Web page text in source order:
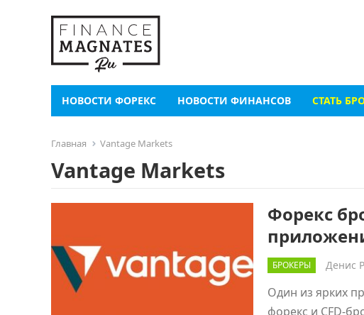
НОВОСТИ ФОРЕКС НОВОСТИ ФИНАНСОВ СТАТЬ
Главная Vantage Markets
Vantage Markets
Форекс
БРОКЕРЫ Денис
Один из ярких
форекс и CFD-